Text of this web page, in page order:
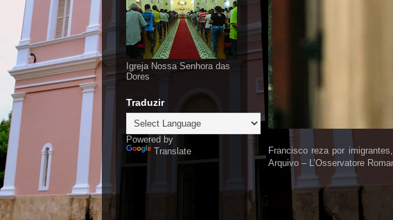
Francisco reza por
Arquivo – L’Osservatore
Igreja Nossa Senhora das
Dores
Traduzir
Powered by
Translate